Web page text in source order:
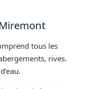
tous les
rives.